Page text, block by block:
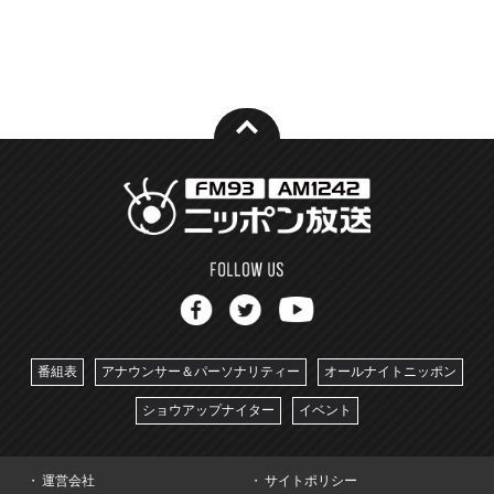
番組表 アナウンサー＆パーソナリティー オールナイトニッポン
ショウアップナイター イベント
運営会社 サイトポリシー